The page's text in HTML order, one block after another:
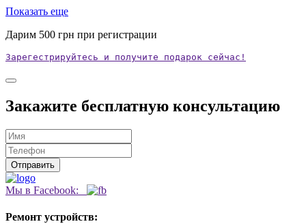
Показать еще
Дарим 500 грн при регистрации
Зарегестрируйтесь и получите подарок сейчас!
Закажите бесплатную консультацию
Мы в Facebook:
Ремонт устройств: